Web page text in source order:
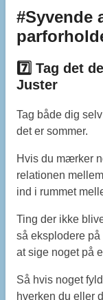
#Syvende
7️⃣ Tag det
Juster
Tag både dig
det er sommer.
Hvis du mærker
relationen
ind i rummet
Ting der ikke
så eksplodere
at sige noget på
Så hvis noget
hverken du eller